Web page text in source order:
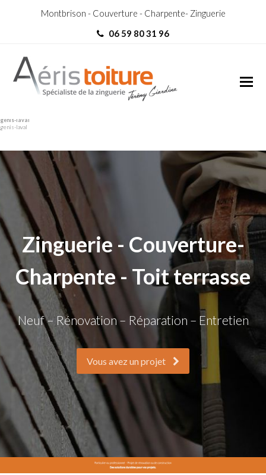
Montbrison - Couverture - Charpente- Zinguerie
06 59 80 31 96
genis-laval
genis-laval
Zinguerie - Couverture-
Charpente - Toit terrasse
Neuf – Rénovation – Réparation – Entretien
Vous avez un projet